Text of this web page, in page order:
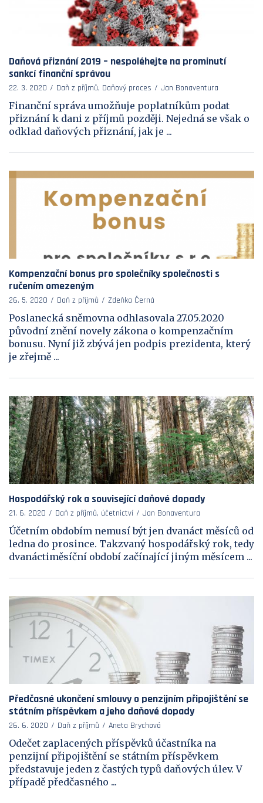
Daňová přiznání 2019 – nespoléhejte na prominutí
sankcí finanční správou
22. 3. 2020 Daň z příjmů, Daňový proces Jan Bonaventura
Finanční správa umožňuje poplatníkům podat
přiznání k dani z příjmů později. Nejedná se však o
odklad daňových přiznání, jak je ...
Kompenzační bonus pro společníky společnosti s
ručením omezeným
26. 5. 2020 Daň z příjmů Zdeňka Černá
Poslanecká sněmovna odhlasovala 27.05.2020
původní znění novely zákona o kompenzačním
bonusu. Nyní již zbývá jen podpis prezidenta, který
je zřejmě ...
Hospodářský rok a související daňové dopady
21. 6. 2020 Daň z příjmů, účetnictví Jan Bonaventura
Účetním obdobím nemusí být jen dvanáct měsíců od
ledna do prosince. Takzvaný hospodářský rok, tedy
dvanáctiměsíční období začínající jiným měsícem ...
Předčasné ukončení smlouvy o penzijním připojištění se
státním příspěvkem a jeho daňové dopady
26. 6. 2020 Daň z příjmů Aneta Brychová
Odečet zaplacených příspěvků účastníka na
penzijní připojištění se státním příspěvkem
představuje jeden z častých typů daňových úlev. V
případě předčasného ...